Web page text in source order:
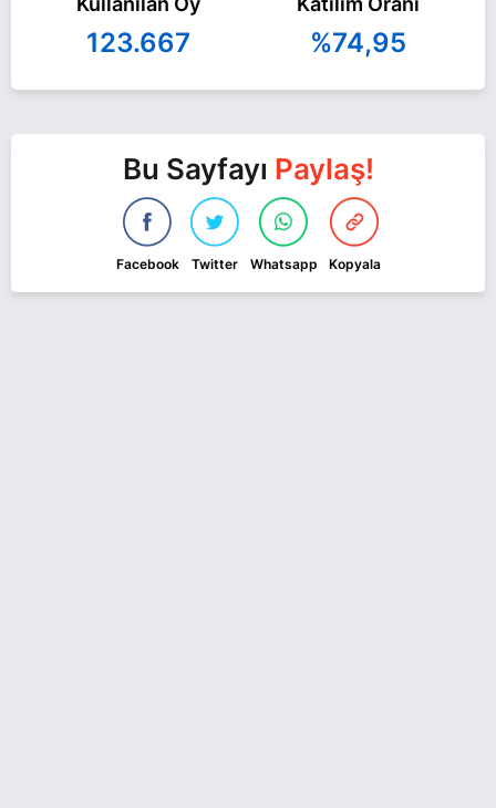
123.667 %74,95
Bu Sayfayı Paylaş!
Facebook Twitter Whatsapp Kopyala